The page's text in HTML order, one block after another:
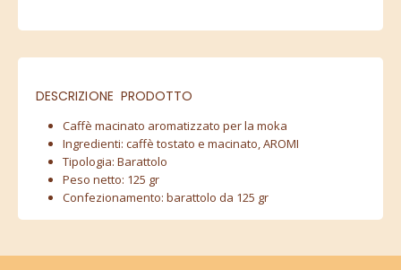
DESCRIZIONE PRODOTTO
Caffè macinato aromatizzato per la moka
Ingredienti: caffè tostato e macinato, AROMI
Tipologia: Barattolo
Peso netto: 125 gr
Confezionamento: barattolo da 125 gr